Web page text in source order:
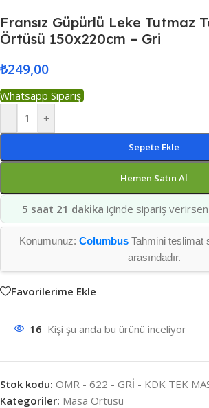
Fransız Güpürlü Leke Tutmaz
Örtüsü 150x220cm – Gri
₺249,00
Whatsapp Sipariş
-
+
Sepete Ekle
Hemen Satın Al
5 saat 21 dakika içinde sipariş verirsen
Konumunuz: ColumbusTahmini teslimat
arasındadır.
Favorilerime Ekle
16 Kişi şu anda bu ürünü inceliyor
Stok kodu: OMR - 622 - GRİ - KDK TEK
Kategoriler: Masa Örtüsü